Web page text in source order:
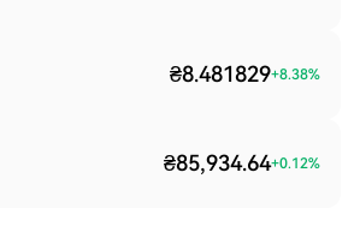
₴8.481829+8.38%
₴85,934.64+0.12%